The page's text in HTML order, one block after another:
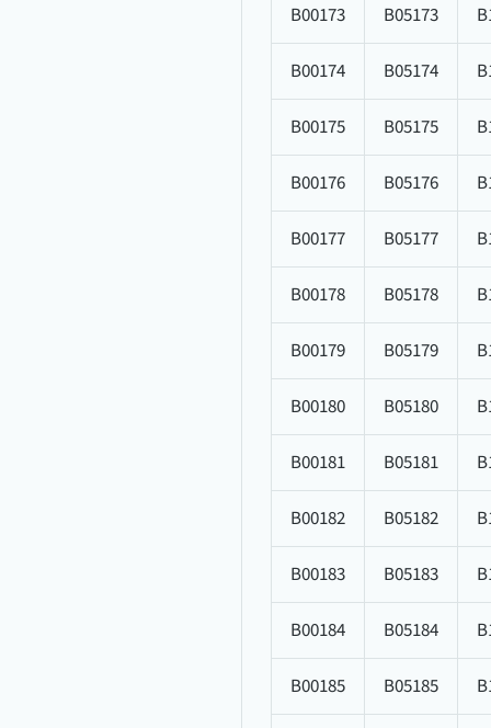
B00173 B05173
B00174 B05174
B00175 B05175
B00176 B05176
B00177 B05177
B00178 B05178
B00179 B05179
B00180 B05180
B00181 B05181
B00182 B05182
B00183 B05183
B00184 B05184
B00185 B05185